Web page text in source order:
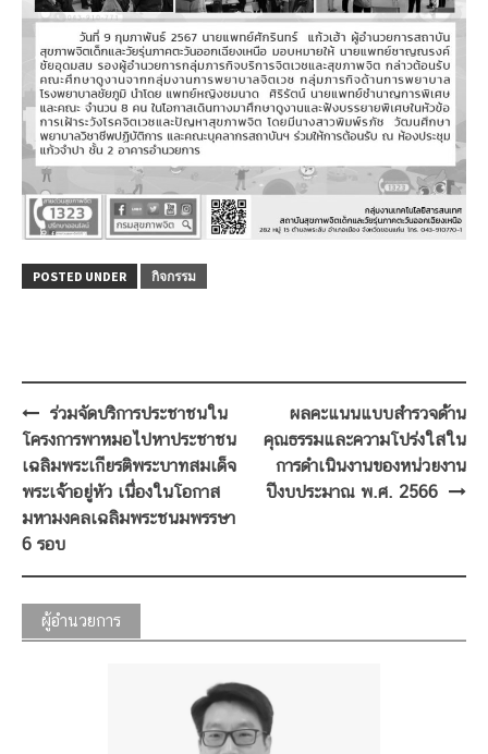
POSTED UNDER กิจกรรม
Post
navigation
ร่วมจัดบริการประชาชนใน
โครงการพาหมอไปหาประชาชน
เฉลิมพระเกียรติพระบาทสมเด็จ
พระเจ้าอยู่หัว เนื่องในโอกาส
มหามงคลเฉลิมพระชนมพรรษา
6 รอบ
ผลคะแนนแบบสำรวจด้าน
คุณธรรมและความโปร่งใสใน
การดำเนินงานของหน่วยงาน
ปีงบประมาณ พ.ศ. 2566
ผู้อำนวยการ